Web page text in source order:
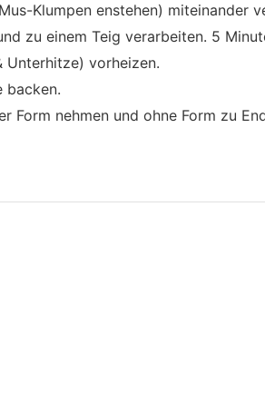
Klumpen enstehen) miteinander
zu einem Teig verarbeiten. 5
Unterhitze) vorheizen.
backen.
nehmen und ohne Form zu